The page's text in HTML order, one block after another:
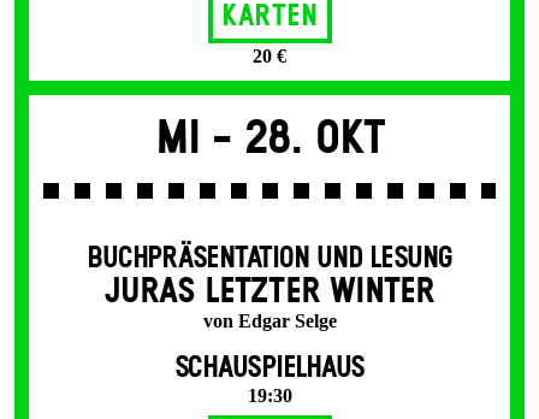
Karten
20 €
Mi - 28. Okt
BUCHPRÄSENTATION UND LESUNG
JURAS LETZTER WINTER
von Edgar Selge
SCHAUSPIELHAUS
19:30